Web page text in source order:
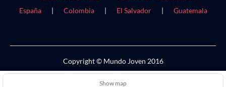
Show map
España
| Colombia | El Salvador | Guatemala
Copyright © Mundo Joven 2016